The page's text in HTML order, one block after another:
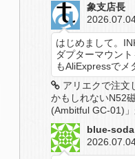
象支店長
はじめまして。
ダプターマウン
もAliExpressでメ
アリエクで注文
かもしれないN52
(Ambitful GC-01)
blue-soda